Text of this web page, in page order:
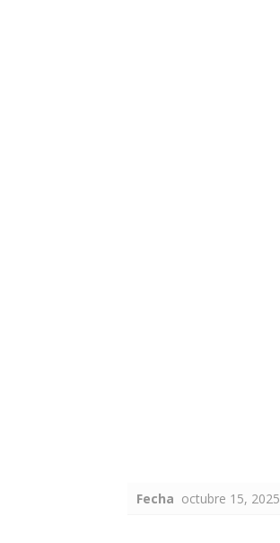
Fecha octubre 15, 2025